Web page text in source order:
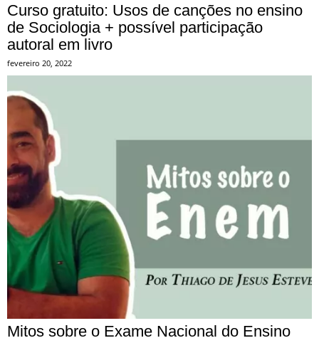
Curso gratuito: Usos de canções no ensino
de Sociologia + possível participação
autoral em livro
fevereiro 20, 2022
Mitos sobre o Exame Nacional do Ensino